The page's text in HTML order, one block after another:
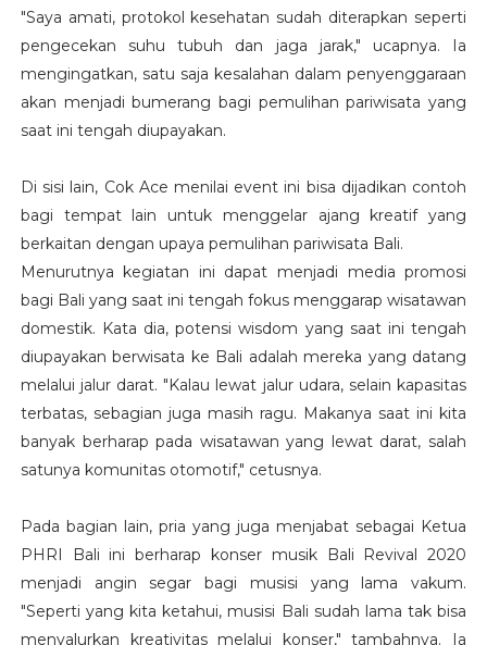
"Saya amati, protokol kesehatan sudah diterapkan seperti
pengecekan suhu tubuh dan jaga jarak," ucapnya. Ia
mengingatkan, satu saja kesalahan dalam penyenggaraan
akan menjadi bumerang bagi pemulihan pariwisata yang
saat ini tengah diupayakan.
Di sisi lain, Cok Ace menilai event ini bisa dijadikan contoh
bagi tempat lain untuk menggelar ajang kreatif yang
berkaitan dengan upaya pemulihan pariwisata Bali.
Menurutnya kegiatan ini dapat menjadi media promosi
bagi Bali yang saat ini tengah fokus menggarap wisatawan
domestik. Kata dia, potensi wisdom yang saat ini tengah
diupayakan berwisata ke Bali adalah mereka yang datang
melalui jalur darat. "Kalau lewat jalur udara, selain kapasitas
terbatas, sebagian juga masih ragu. Makanya saat ini kita
banyak berharap pada wisatawan yang lewat darat, salah
satunya komunitas otomotif," cetusnya.
Pada bagian lain, pria yang juga menjabat sebagai Ketua
PHRI Bali ini berharap konser musik Bali Revival 2020
menjadi angin segar bagi musisi yang lama vakum.
"Seperti yang kita ketahui, musisi Bali sudah lama tak bisa
menyalurkan kreativitas melalui konser," tambahnya. Ia